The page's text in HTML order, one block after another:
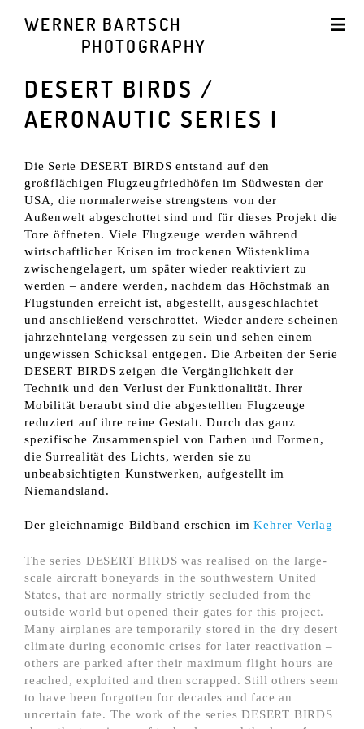
WERNER BARTSCH
PHOTOGRAPHY
DESERT BIRDS /
AERONAUTIC SERIES I
Die Serie DESERT BIRDS entstand auf den
großflächigen Flugzeugfriedhöfen im Südwesten der
USA, die normalerweise strengstens von der
Außenwelt abgeschottet sind und für dieses Projekt die
Tore öffneten. Viele Flugzeuge werden während
wirtschaftlicher Krisen im trockenen Wüstenklima
zwischengelagert, um später wieder reaktiviert zu
werden – andere werden, nachdem das Höchstmaß an
Flugstunden erreicht ist, abgestellt, ausgeschlachtet
und anschließend verschrottet. Wieder andere scheinen
jahrzehntelang vergessen zu sein und sehen einem
ungewissen Schicksal entgegen. Die Arbeiten der Serie
DESERT BIRDS zeigen die Vergänglichkeit der
Technik und den Verlust der Funktionalität. Ihrer
Mobilität beraubt sind die abgestellten Flugzeuge
reduziert auf ihre reine Gestalt. Durch das ganz
spezifische Zusammenspiel von Farben und Formen,
die Surrealität des Lichts, werden sie zu
unbeabsichtigten Kunstwerken, aufgestellt im
Niemandsland.
Der gleichnamige Bildband erschien imKehrer Verlag
The series DESERT BIRDS was realised on the large-
scale aircraft boneyards in the southwestern United
States, that are normally strictly secluded from the
outside world but opened their gates for this project.
Many airplanes are temporarily stored in the dry desert
climate during economic crises for later reactivation –
others are parked after their maximum flight hours are
reached, exploited and then scrapped. Still others seem
to have been forgotten for decades and face an
uncertain fate. The work of the series DESERT BIRDS